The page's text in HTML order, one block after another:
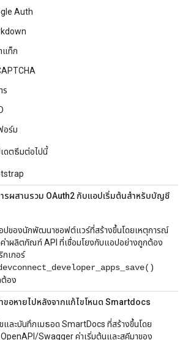
Auth
แท็ก
ร
อร์ม
ดตธีมต่อไปนี้
รผสานรวม OAuth2 กับแอปเริ่มต้นสำหรับบัญชี
ปของนักพัฒนาซอฟต์แวร์ที่สร้างขึ้นโดยเหตุการณ์
าผลิตภัณฑ์ API ที่เชื่อมโยงกับแอปอย่างถูกต้อง
กเกอร์
อง
ำขอหายไปหลังจากแก้ไขโหนด Smartdocs
และบันทึกเมธอด SmartDocs ที่สร้างขึ้นโดย
OpenAPI/Swagger ค่าเริ่มต้นและสคีมาของ